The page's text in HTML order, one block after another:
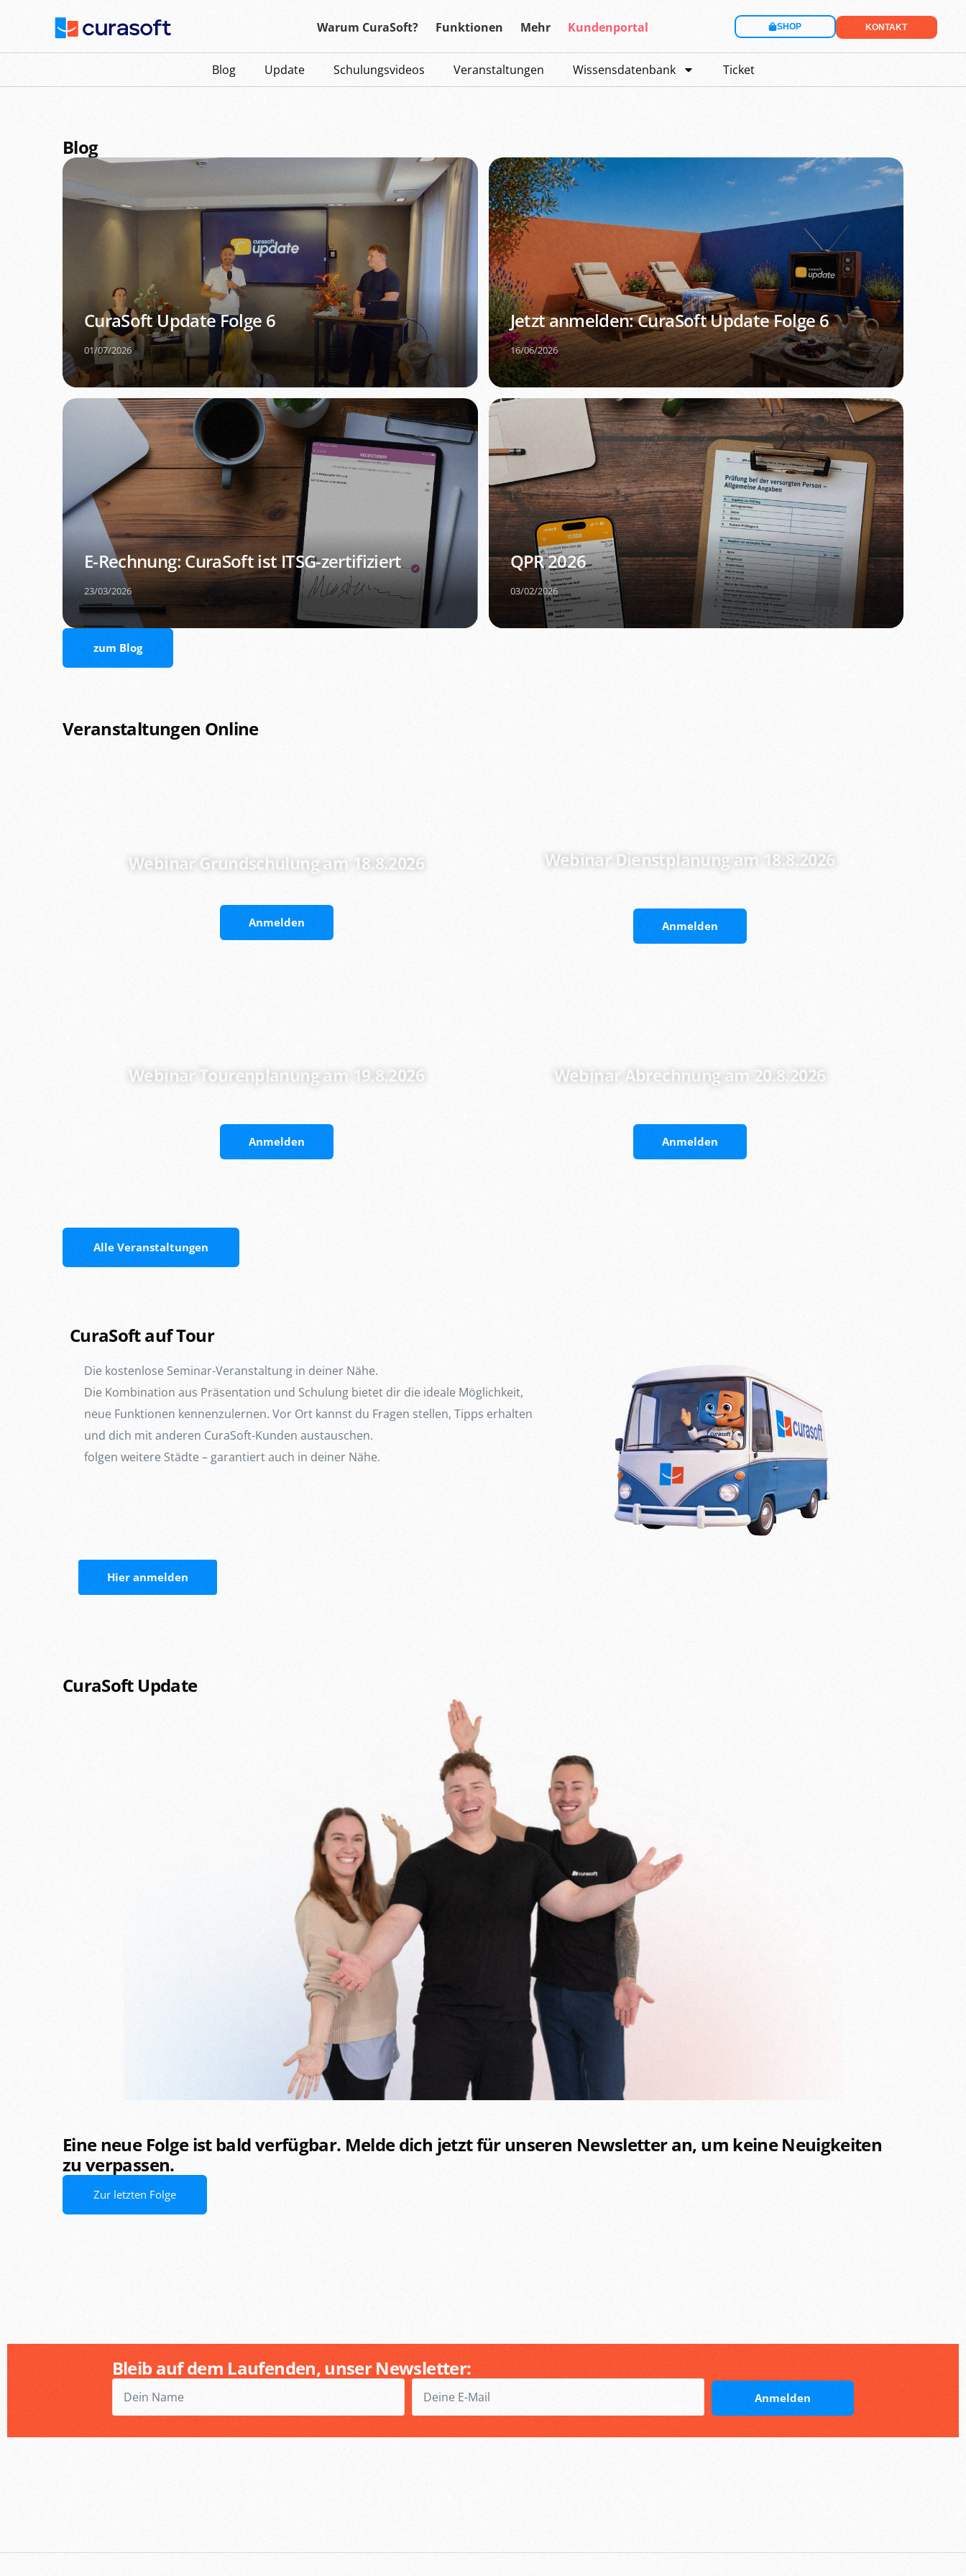
Warum CuraSoft? Funktionen Mehr Kundenportal SHOP KONTAKT
Blog Update Schulungsvideos Veranstaltungen Wissensdatenbank Ticket
Blog
CuraSoft Update Folge 6
01/07/2026
Jetzt anmelden: CuraSoft Update Folge 6
16/06/2026
E-Rechnung: CuraSoft ist ITSG-zertifiziert
23/03/2026
QPR 2026
03/02/2026
zum Blog
Veranstaltungen Online
Webinar Grundschulung am 18.8.2026
Anmelden
Webinar Dienstplanung am 18.8.2026
Anmelden
Webinar Tourenplanung am 19.8.2026
Anmelden
Webinar Abrechnung am 20.8.2026
Anmelden
Alle Veranstaltungen
CuraSoft auf Tour
Die kostenlose Seminar-Veranstaltung in deiner Nähe.
Die Kombination aus Präsentation und Schulung bietet dir die ideale Möglichkeit,
neue Funktionen kennenzulernen. Vor Ort kannst du Fragen stellen, Tipps erhalten
und dich mit anderen CuraSoft-Kunden austauschen.
folgen weitere Städte – garantiert auch in deiner Nähe.
Hier anmelden
CuraSoft Update
Eine neue Folge ist bald verfügbar. Melde dich jetzt für unseren Newsletter an, um keine Neuigkeiten
zu verpassen.
Zur letzten Folge
Bleib auf dem Laufenden, unser Newsletter:
Anmelden